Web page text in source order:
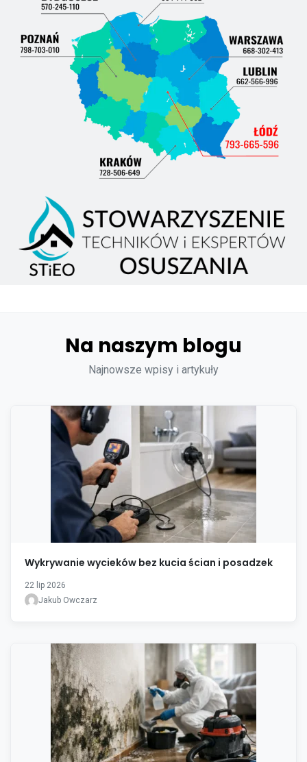
Na naszym blogu
Najnowsze wpisy i artykuły
Wykrywanie wycieków bez kucia ścian i posadzek
22 lip 2026
Jakub Owczarz